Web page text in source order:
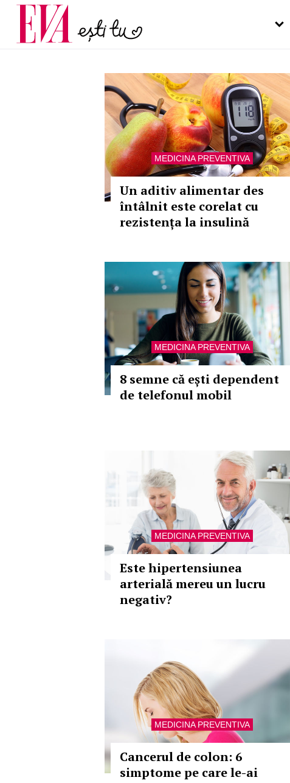
MEDICINA PREVENTIVA
Un aditiv alimentar des
întâlnit este corelat cu
rezistența la insulină
MEDICINA PREVENTIVA
8 semne că ești dependent
de telefonul mobil
MEDICINA PREVENTIVA
Este hipertensiunea
arterială mereu un lucru
negativ?
MEDICINA PREVENTIVA
Cancerul de colon: 6
simptome pe care le-ai
Carieră
Actualitate